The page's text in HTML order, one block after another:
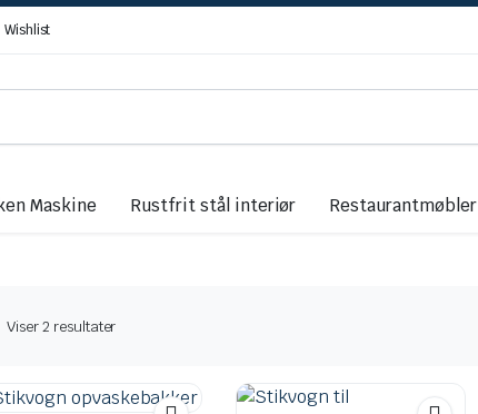
Wishlist
Maskine Rustfrit stål interiør Restaurantmøbler
Viser 2 resultaterSorteret